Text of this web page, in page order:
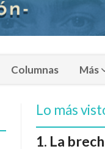
Columnas Más
Lo más
La